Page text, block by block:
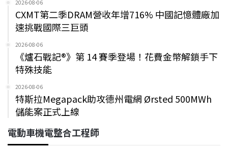
2026-08-06
CXMT第二季DRAM營收年增716% 中國記憶體廠加
速挑戰國際三巨頭
2026-08-06
《爐石戰記®》第 14 賽季登場！花費金幣解鎖手下
特殊技能
2026-08-06
特斯拉Megapack助攻德州電網 Ørsted 500MWh
儲能案正式上線
電動車機電整合工程師